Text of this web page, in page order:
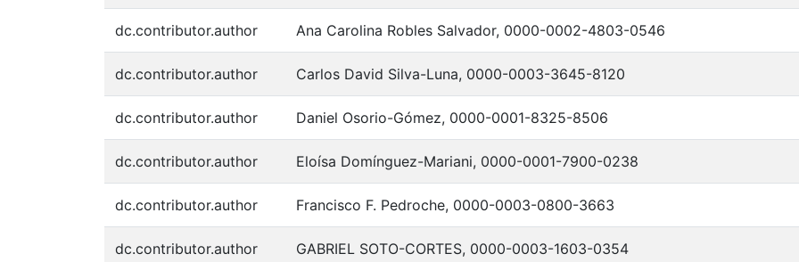
dc.contributor.author Ana Carolina Robles Salvador, 0000-0002-4803-0546
dc.contributor.author Carlos David Silva-Luna, 0000-0003-3645-8120
dc.contributor.author Daniel Osorio-Gómez, 0000-0001-8325-8506
dc.contributor.author Eloísa Domínguez-Mariani, 0000-0001-7900-0238
dc.contributor.author Francisco F. Pedroche, 0000-0003-0800-3663
dc.contributor.author GABRIEL SOTO-CORTES, 0000-0003-1603-0354